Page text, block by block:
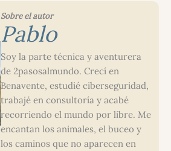
Sobre el autor
Pablo
Soy la parte técnica y aventurera
de 2pasosalmundo. Crecí en
Benavente, estudié ciberseguridad,
trabajé en consultoría y acabé
recorriendo el mundo por libre. Me
encantan los animales, el buceo y
los caminos que no aparecen en